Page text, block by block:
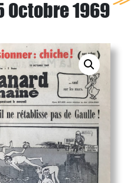
Octobre 1969